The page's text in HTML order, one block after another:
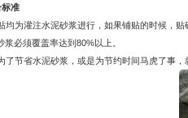
标准
均为灌注水泥砂浆进行，如果铺贴的时候，
必须覆盖率达到80%以上。
了节省水泥砂浆，或是为节约时间马虎了事